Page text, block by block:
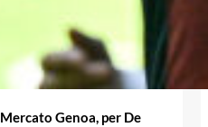
Mercato Genoa, per De